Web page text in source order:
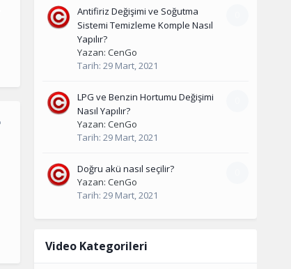
Antifiriz Değişimi ve Soğutma
Sistemi Temizleme Komple Nasıl
Yapılır?
Yazan: CenGo
Tarih: 29 Mart, 2021
LPG ve Benzin Hortumu Değişimi
Nasıl Yapılır?
Yazan: CenGo
Tarih: 29 Mart, 2021
Doğru akü nasıl seçilir?
Yazan: CenGo
Tarih: 29 Mart, 2021
Video Kategorileri